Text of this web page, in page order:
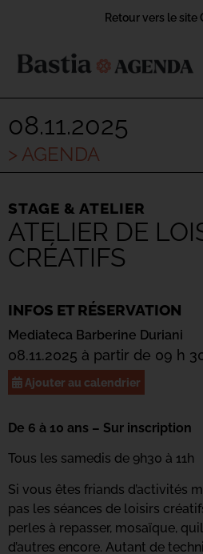
Retour vers le site
08.11.2025
> AGENDA
STAGE & ATELIER
ATELIER DE
CRÉATIFS
INFOS ET RÉSERVATION
Mediateca Barberine Duriani
08.11.2025 à partir de 09 h
Ajouter au calendrier
De 6 à 10 ans – Sur inscription
Tous les samedis de 9h30 à 11h
Si vous êtes friands d’activités
pas les séances de loisirs
perles à repasser, mosaïque,
d’autres encore. Autant de